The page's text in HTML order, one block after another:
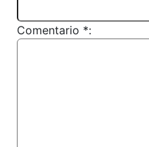
Comentario *: